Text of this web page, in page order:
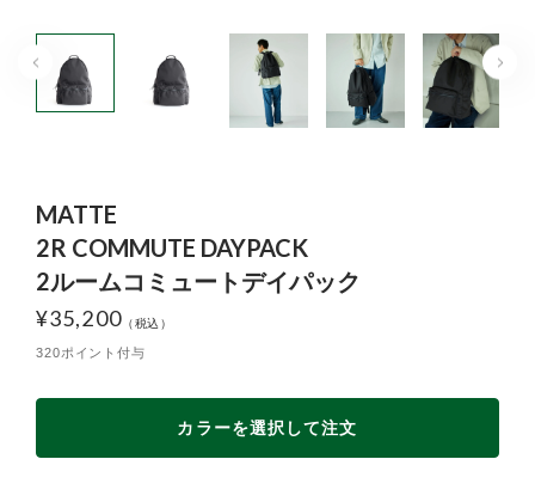
MATTE
2R COMMUTE DAYPACK
2ルームコミュートデイパック
¥35,200
320ポイント付与
カラーを選択して注文